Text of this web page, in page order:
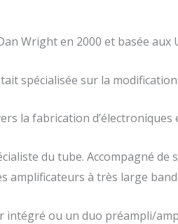
Wright en 2000 et basée aux
spécialisée sur la
la fabrication
du tube. Accompagné
amplificateurs à très large
ou un duo préampli/